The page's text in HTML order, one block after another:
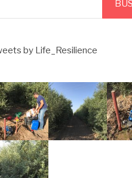
by Life_Resilience